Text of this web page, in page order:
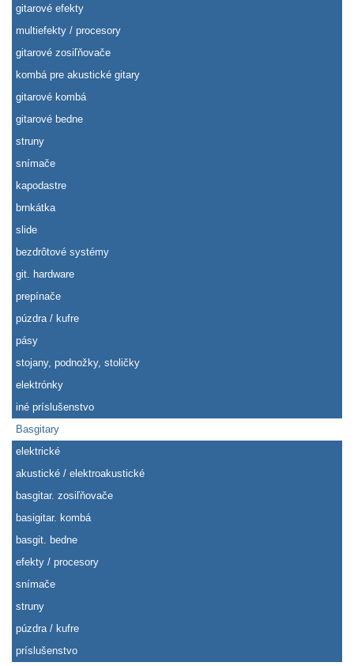
gitarové efekty
multiefekty / procesory
gitarové zosiľňovače
kombá pre akustické gitary
gitarové kombá
gitarové bedne
struny
snímače
kapodastre
brnkátka
slide
bezdrôtové systémy
git. hardware
prepínače
púzdra / kufre
pásy
stojany, podnožky, stoličky
elektrónky
iné príslušenstvo
Basgitary
elektrické
akustické / elektroakustické
basgitar. zosiľňovače
basigitar. kombá
basgit. bedne
efekty / procesory
snímače
struny
púzdra / kufre
príslušenstvo